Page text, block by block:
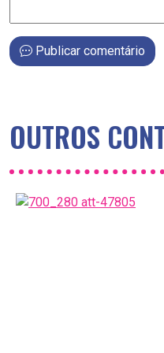
Publicar comentário
OUTROS